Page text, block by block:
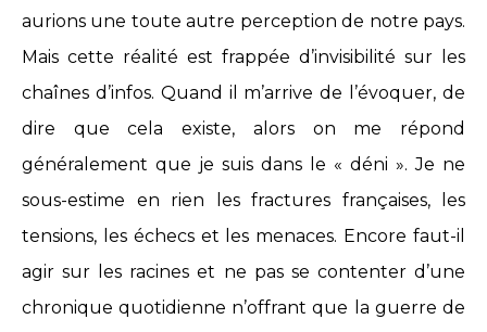
aurions une toute autre perception de notre pays.
Mais cette réalité est frappée d’invisibilité sur les
chaînes d’infos. Quand il m’arrive de l’évoquer, de
dire que cela existe, alors on me répond
généralement que je suis dans le « déni ». Je ne
sous-estime en rien les fractures françaises, les
tensions, les échecs et les menaces. Encore faut-il
agir sur les racines et ne pas se contenter d’une
chronique quotidienne n’offrant que la guerre de